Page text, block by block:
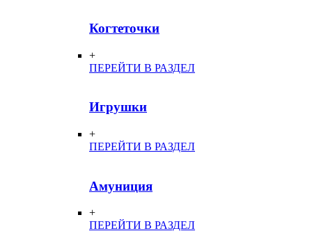
Когтеточки
+
ПЕРЕЙТИ В РАЗДЕЛ
Игрушки
+
ПЕРЕЙТИ В РАЗДЕЛ
Амуниция
+
ПЕРЕЙТИ В РАЗДЕЛ